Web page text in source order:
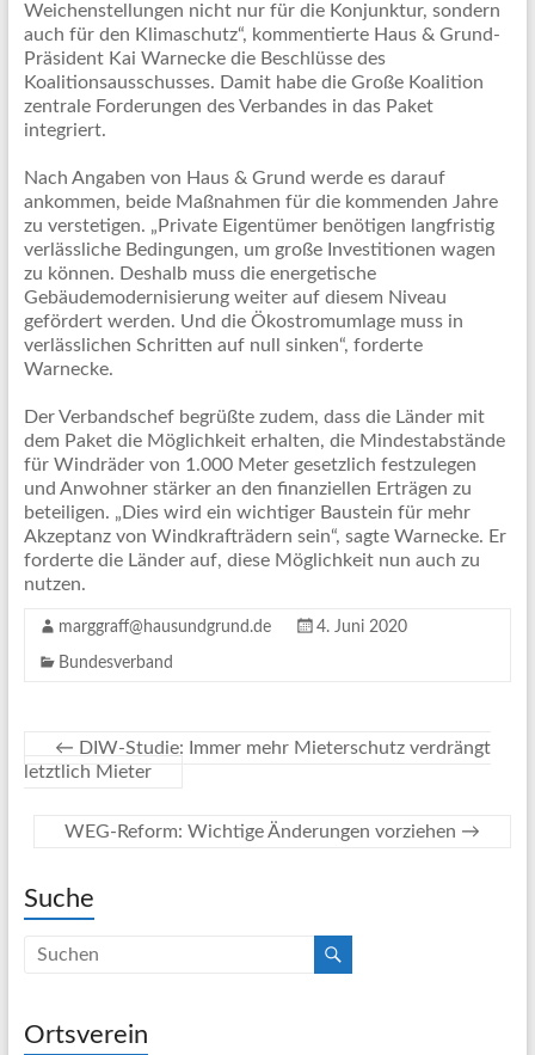
Weichenstellungen nicht nur für die Konjunktur, sondern
auch für den Klimaschutz“, kommentierte Haus & Grund-
Präsident Kai Warnecke die Beschlüsse des
Koalitionsausschusses. Damit habe die Große Koalition
zentrale Forderungen des Verbandes in das Paket
integriert.
Nach Angaben von Haus & Grund werde es darauf
ankommen, beide Maßnahmen für die kommenden Jahre
zu verstetigen. „Private Eigentümer benötigen langfristig
verlässliche Bedingungen, um große Investitionen wagen
zu können. Deshalb muss die energetische
Gebäudemodernisierung weiter auf diesem Niveau
gefördert werden. Und die Ökostromumlage muss in
verlässlichen Schritten auf null sinken“, forderte
Warnecke.
Der Verbandschef begrüßte zudem, dass die Länder mit
dem Paket die Möglichkeit erhalten, die Mindestabstände
für Windräder von 1.000 Meter gesetzlich festzulegen
und Anwohner stärker an den finanziellen Erträgen zu
beteiligen. „Dies wird ein wichtiger Baustein für mehr
Akzeptanz von Windkrafträdern sein“, sagte Warnecke. Er
forderte die Länder auf, diese Möglichkeit nun auch zu
nutzen.
marggraff@hausundgrund.de 4. Juni 2020
Bundesverband
← DIW-Studie: Immer mehr Mieterschutz verdrängt
letztlich Mieter
WEG-Reform: Wichtige Änderungen vorziehen →
Suche
Ortsverein